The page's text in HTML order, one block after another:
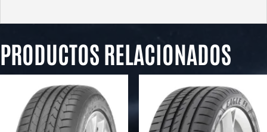
PRODUCTOS RELACIONADOS